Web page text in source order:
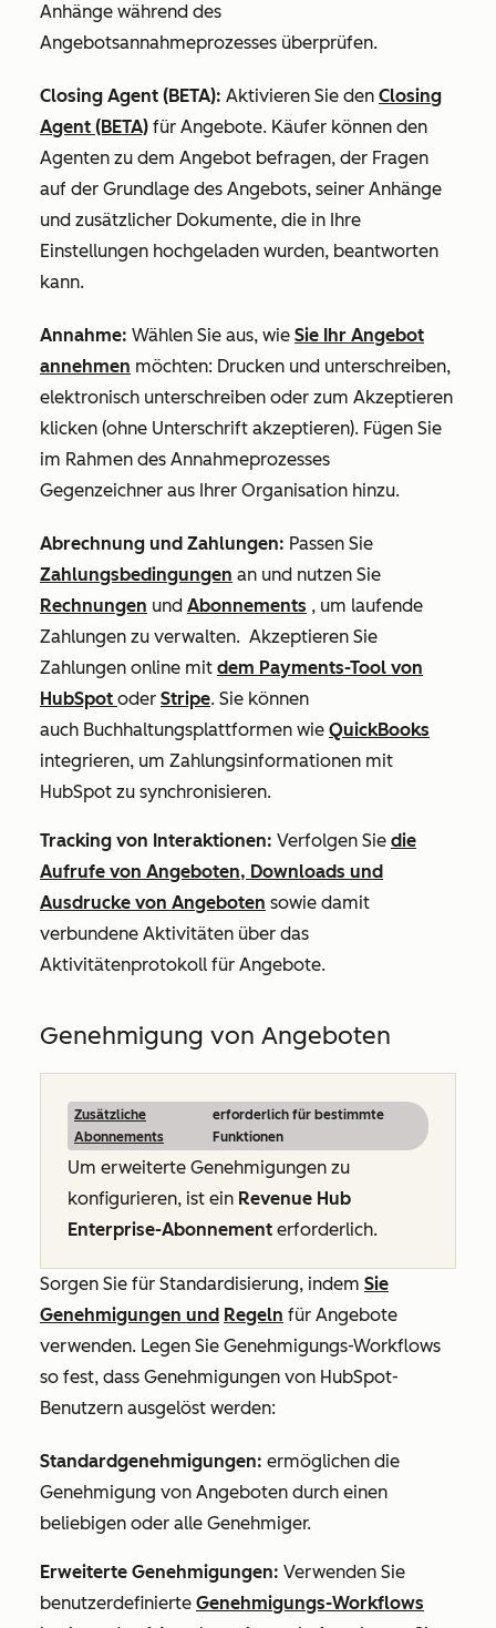
Anhänge während des
Angebotsannahmeprozesses überprüfen.
Closing Agent (BETA): Aktivieren Sie den Closing
Agent (BETA) für Angebote. Käufer können den
Agenten zu dem Angebot befragen, der Fragen
auf der Grundlage des Angebots, seiner Anhänge
und zusätzlicher Dokumente, die in Ihre
Einstellungen hochgeladen wurden, beantworten
kann.
Annahme: Wählen Sie aus, wie Sie Ihr Angebot
annehmen möchten: Drucken und unterschreiben,
elektronisch unterschreiben oder zum Akzeptieren
klicken (ohne Unterschrift akzeptieren). Fügen Sie
im Rahmen des Annahmeprozesses
Gegenzeichner aus Ihrer Organisation hinzu.
Abrechnung und Zahlungen: Passen Sie
Zahlungsbedingungen an und nutzen Sie
Rechnungen und Abonnements , um laufende
Zahlungen zu verwalten. Akzeptieren Sie
Zahlungen online mit dem Payments-Tool von
HubSpot oder Stripe. Sie können
auch Buchhaltungsplattformen wie QuickBooks
integrieren, um Zahlungsinformationen mit
HubSpot zu synchronisieren.
Tracking von Interaktionen: Verfolgen Sie die
Aufrufe von Angeboten, Downloads und
Ausdrucke von Angeboten sowie damit
verbundene Aktivitäten über das
Aktivitätenprotokoll für Angebote.
Genehmigung von Angeboten
Zusätzliche
Abonnements
erforderlich für bestimmte
Funktionen
Um erweiterte Genehmigungen zu
konfigurieren, ist ein Revenue Hub
Enterprise-Abonnement erforderlich.
Sorgen Sie für Standardisierung, indem Sie
Genehmigungen und Regeln für Angebote
verwenden. Legen Sie Genehmigungs-Workflows
so fest, dass Genehmigungen von HubSpot-
Benutzern ausgelöst werden:
Standardgenehmigungen: ermöglichen die
Genehmigung von Angeboten durch einen
beliebigen oder alle Genehmiger.
Erweiterte Genehmigungen: Verwenden Sie
benutzerdefinierte Genehmigungs-Workflows